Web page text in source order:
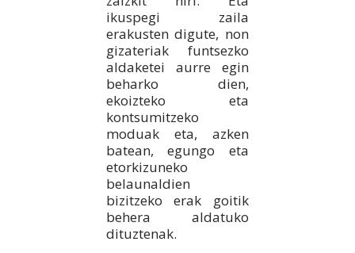
ikuspegi zaila
erakusten digute, non
gizateriak funtsezko
aldaketei aurre egin
beharko dien,
ekoizteko eta
kontsumitzeko
moduak eta, azken
batean, egungo eta
etorkizuneko
belaunaldien
bizitzeko erak goitik
behera aldatuko
dituztenak.